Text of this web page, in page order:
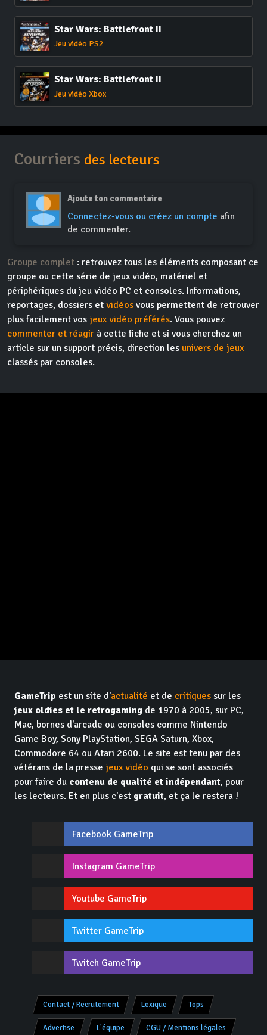
Star Wars: Battlefront II
Jeu vidéo PS2
Star Wars: Battlefront II
Jeu vidéo Xbox
Courriers des lecteurs
Ajoute ton commentaire
Connectez-vous ou créez un compte afin
de commenter.
Groupe complet : retrouvez tous les éléments composant ce
groupe ou cette série de jeux vidéo, matériel et
périphériques du jeu vidéo PC et consoles. Informations,
reportages, dossiers et vidéos vous permettent de retrouver
plus facilement vos jeux vidéo préférés. Vous pouvez
commenter et réagir à cette fiche et si vous cherchez un
article sur un support précis, direction les univers de jeux
classés par consoles.
GameTrip est un site d'actualité et de critiques sur les
jeux oldies et le retrogaming de 1970 à 2005, sur PC,
Mac, bornes d'arcade ou consoles comme Nintendo
Game Boy, Sony PlayStation, SEGA Saturn, Xbox,
Commodore 64 ou Atari 2600. Le site est tenu par des
vétérans de la presse jeux vidéo qui se sont associés
pour faire du contenu de qualité et indépendant, pour
les lecteurs. Et en plus c'est gratuit, et ça le restera !
Facebook GameTrip
Instagram GameTrip
Youtube GameTrip
Twitter GameTrip
Twitch GameTrip
Contact / Recrutement Lexique Tops
Advertise L'équipe CGU / Mentions légales